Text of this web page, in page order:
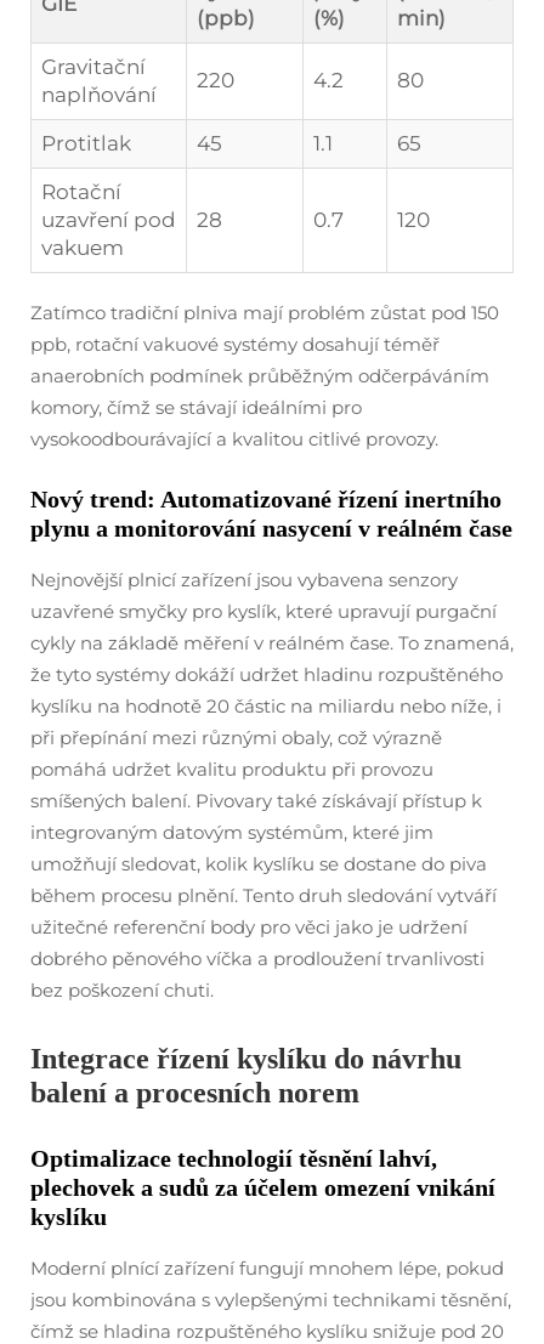
(ppb)
(%)
min)
Gravitační
naplňování
220 4.2 80
Protitlak 45 1.1
65
Rotační
uzavření pod
vakuem
28 0.7 120
Zatímco tradiční plniva mají problém zůstat pod 150
ppb, rotační vakuové systémy dosahují téměř
anaerobních podmínek průběžným odčerpáváním
komory, čímž se stávají ideálními pro
vysokoodbourávající a kvalitou citlivé provozy.
Nový trend: Automatizované řízení inertního
plynu a monitorování nasycení v reálném čase
Nejnovější plnicí zařízení jsou vybavena senzory
uzavřené smyčky pro kyslík, které upravují purgační
cykly na základě měření v reálném čase. To znamená,
že tyto systémy dokáží udržet hladinu rozpuštěného
kyslíku na hodnotě 20 částic na miliardu nebo níže, i
při přepínání mezi různými obaly, což výrazně
pomáhá udržet kvalitu produktu při provozu
smíšených balení. Pivovary také získávají přístup k
integrovaným datovým systémům, které jim
umožňují sledovat, kolik kyslíku se dostane do piva
během procesu plnění. Tento druh sledování vytváří
užitečné referenční body pro věci jako je udržení
dobrého pěnového víčka a prodloužení trvanlivosti
bez poškození chuti.
Integrace řízení kyslíku do návrhu
balení a procesních norem
Optimalizace technologií těsnění lahví,
plechovek a sudů za účelem omezení vnikání
kyslíku
Moderní plnící zařízení fungují mnohem lépe, pokud
jsou kombinována s vylepšenými technikami těsnění,
čímž se hladina rozpuštěného kyslíku snižuje pod 20